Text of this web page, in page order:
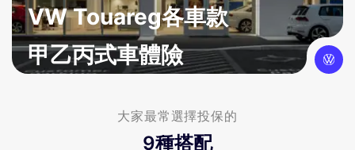
VW Touareg各車款
甲乙丙式車體險
大家最常選擇投保的
9種搭配